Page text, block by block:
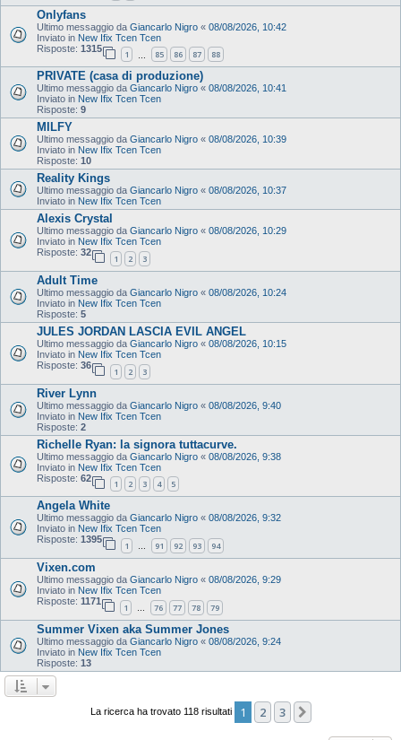
Onlyfans
Ultimo messaggio da Giancarlo Nigro « 08/08/2026, 10:42
Inviato in New Ifix Tcen Tcen
Risposte: 1315
1 85 86 87 88
PRIVATE (casa di produzione)
Ultimo messaggio da Giancarlo Nigro « 08/08/2026, 10:41
Inviato in New Ifix Tcen Tcen
Risposte: 9
MILFY
Ultimo messaggio da Giancarlo Nigro « 08/08/2026, 10:39
Inviato in New Ifix Tcen Tcen
Risposte: 10
Reality Kings
Ultimo messaggio da Giancarlo Nigro « 08/08/2026, 10:37
Inviato in New Ifix Tcen Tcen
Alexis Crystal
Ultimo messaggio da Giancarlo Nigro « 08/08/2026, 10:29
Inviato in New Ifix Tcen Tcen
Risposte: 32
1 2 3
Adult Time
Ultimo messaggio da Giancarlo Nigro « 08/08/2026, 10:24
Inviato in New Ifix Tcen Tcen
Risposte: 5
JULES JORDAN LASCIA EVIL ANGEL
Ultimo messaggio da Giancarlo Nigro « 08/08/2026, 10:15
Inviato in New Ifix Tcen Tcen
Risposte: 36
1 2 3
River Lynn
Ultimo messaggio da Giancarlo Nigro « 08/08/2026, 9:40
Inviato in New Ifix Tcen Tcen
Risposte: 2
Richelle Ryan: la signora tuttacurve.
Ultimo messaggio da Giancarlo Nigro « 08/08/2026, 9:38
Inviato in New Ifix Tcen Tcen
Risposte: 62
1 2 3 4 5
Angela White
Ultimo messaggio da Giancarlo Nigro « 08/08/2026, 9:32
Inviato in New Ifix Tcen Tcen
Risposte: 1395
1 … 91 92 93 94
Vixen.com
Ultimo messaggio da Giancarlo Nigro « 08/08/2026, 9:29
Inviato in New Ifix Tcen Tcen
Risposte: 1171
1 … 76 77 78 79
Summer Vixen aka Summer Jones
Ultimo messaggio da Giancarlo Nigro « 08/08/2026, 9:24
Inviato in New Ifix Tcen Tcen
Risposte: 13
La ricerca ha trovato 118 risultati 1 2 3